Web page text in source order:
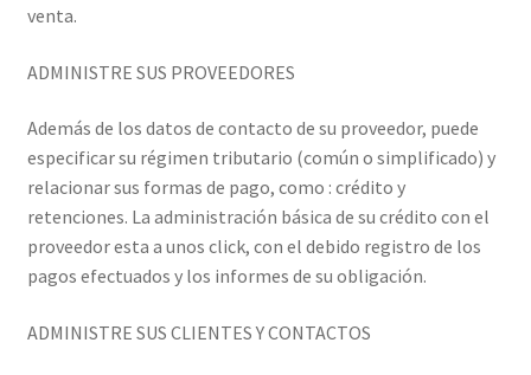
venta.
ADMINISTRE SUS PROVEEDORES
Además de los datos de contacto de su proveedor, puede
especificar su régimen tributario (común o simplificado) y
relacionar sus formas de pago, como : crédito y
retenciones. La administración básica de su crédito con el
proveedor esta a unos click, con el debido registro de los
pagos efectuados y los informes de su obligación.
ADMINISTRE SUS CLIENTES Y CONTACTOS